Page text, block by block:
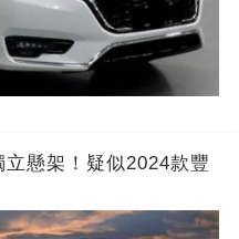
懸架！疑似2024款豐